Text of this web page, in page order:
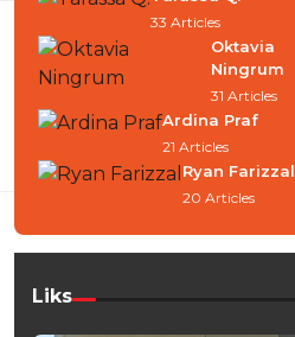
33 Articles
Oktavia
Ningrum
31 Articles
Ardina Praf
21 Articles
Ryan Farizzal
20 Articles
Liks